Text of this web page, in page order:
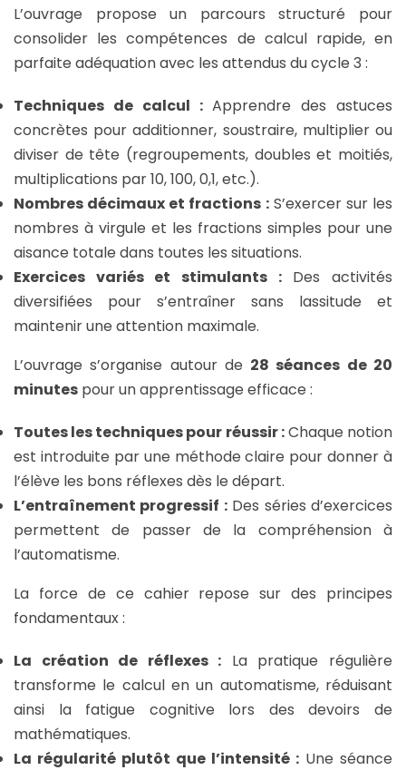
L’ouvrage propose un parcours structuré pour
consolider les compétences de calcul rapide, en
parfaite adéquation avec les attendus du cycle 3 :
Techniques de calcul :Apprendre des astuces
concrètes pour additionner, soustraire, multiplier ou
diviser de tête (regroupements, doubles et moitiés,
multiplications par 10, 100, 0,1, etc.).
Nombres décimaux et fractions :S’exercer sur les
nombres à virgule et les fractions simples pour une
aisance totale dans toutes les situations.
Exercices variés et stimulants :Des activités
diversifiées pour s’entraîner sans lassitude et
maintenir une attention maximale.
L’ouvrage s’organise autour de 28 séances de 20
minutes pour un apprentissage efficace :
Toutes les techniques pour réussir :Chaque notion
est introduite par une méthode claire pour donner à
l’élève les bons réflexes dès le départ.
L’entraînement progressif :Des séries d’exercices
permettent de passer de la compréhension à
l’automatisme.
La force de ce cahier repose sur des principes
fondamentaux :
La création de réflexes : La pratique régulière
transforme le calcul en un automatisme, réduisant
ainsi la fatigue cognitive lors des devoirs de
mathématiques.
La régularité plutôt que l’intensité : Une séance